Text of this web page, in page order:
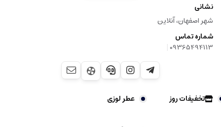
نشانی
شهر اصفهان، آنلاین
شماره تماس
09365494113
|
تخفیفات روز عطر لوزی